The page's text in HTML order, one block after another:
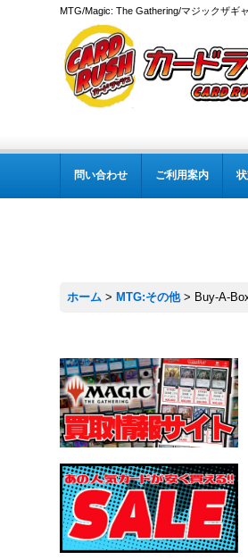
MTG/Magic: The Gathering/マジックザギ
問い合わせ ご利用案内
ホーム > MTG:その他 > Buy-A-